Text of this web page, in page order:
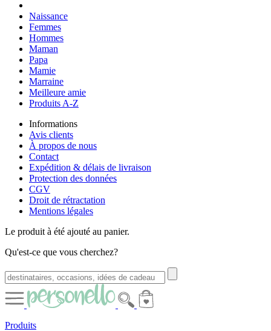
Naissance
Femmes
Hommes
Maman
Papa
Mamie
Marraine
Meilleure amie
Produits A-Z
Informations
Avis clients
À propos de nous
Contact
Expédition & délais de livraison
Protection des données
CGV
Droit de rétractation
Mentions légales
Le produit à été ajouté au panier.
Qu'est-ce que vous cherchez?
Produits